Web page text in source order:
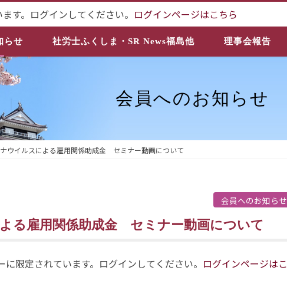
す。ログインしてください。 ログインページはこちら
らせ 社労士ふくしま・SR News福島他 理事会報告
会員へのお知らせ
ウイルスによる雇用関係助成金 セミナー動画について
会員へのお知らせ
よる雇用関係助成金 セミナー動画について
限定されています。ログインしてください。 ログインページはこ